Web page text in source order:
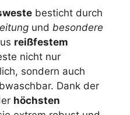
besticht durch
und besondere
reißfestem
nicht nur
sondern auch
Dank der
höchsten